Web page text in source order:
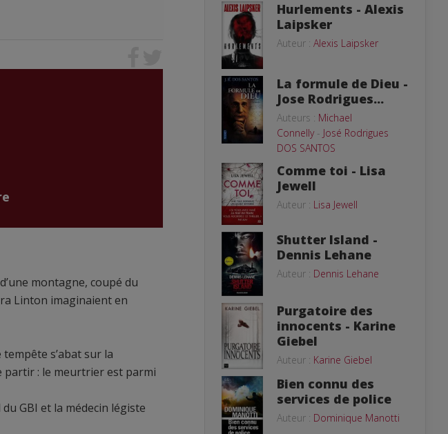
montagne, coupé du
Linton imaginaient en
s’abat sur la
partir : le meurtrier est parmi
GBI et la médecin légiste
Hurlements - Alexis
Laipsker
Auteur : Alexis Laipsker
La formule de Dieu -
Jose Rodrigues...
Auteurs : Michael
Connelly- José Rodrigues
DOS SANTOS
Comme toi - Lisa
Jewell
Auteur : Lisa Jewell
Shutter Island -
Dennis Lehane
Auteur : Dennis Lehane
Purgatoire des
innocents - Karine
Giebel
Auteur : Karine Giebel
Bien connu des
services de police
Auteur : Dominique Manotti